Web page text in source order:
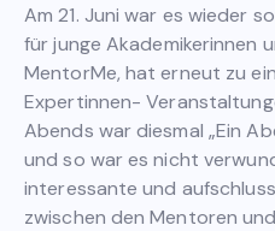
Am 21. Juni war es wieder
für junge Akademikerinnen
MentorMe, hat erneut zu
Expertinnen-
Abends war diesmal „Ein
und so war es nicht
interessante und
zwischen den Mentoren